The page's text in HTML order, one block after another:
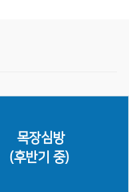
목장심방
(후반기 중)